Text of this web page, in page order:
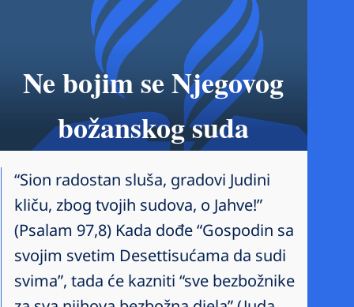
Ne bojim se Njegovog
božanskog suda
“Sion radostan sluša, gradovi Judini
kliču, zbog tvojih sudova, o Jahve!”
(Psalam 97,8) Kada dođe “Gospodin sa
svojim svetim Desettisućama da sudi
svima”, tada će kazniti “sve bezbožnike